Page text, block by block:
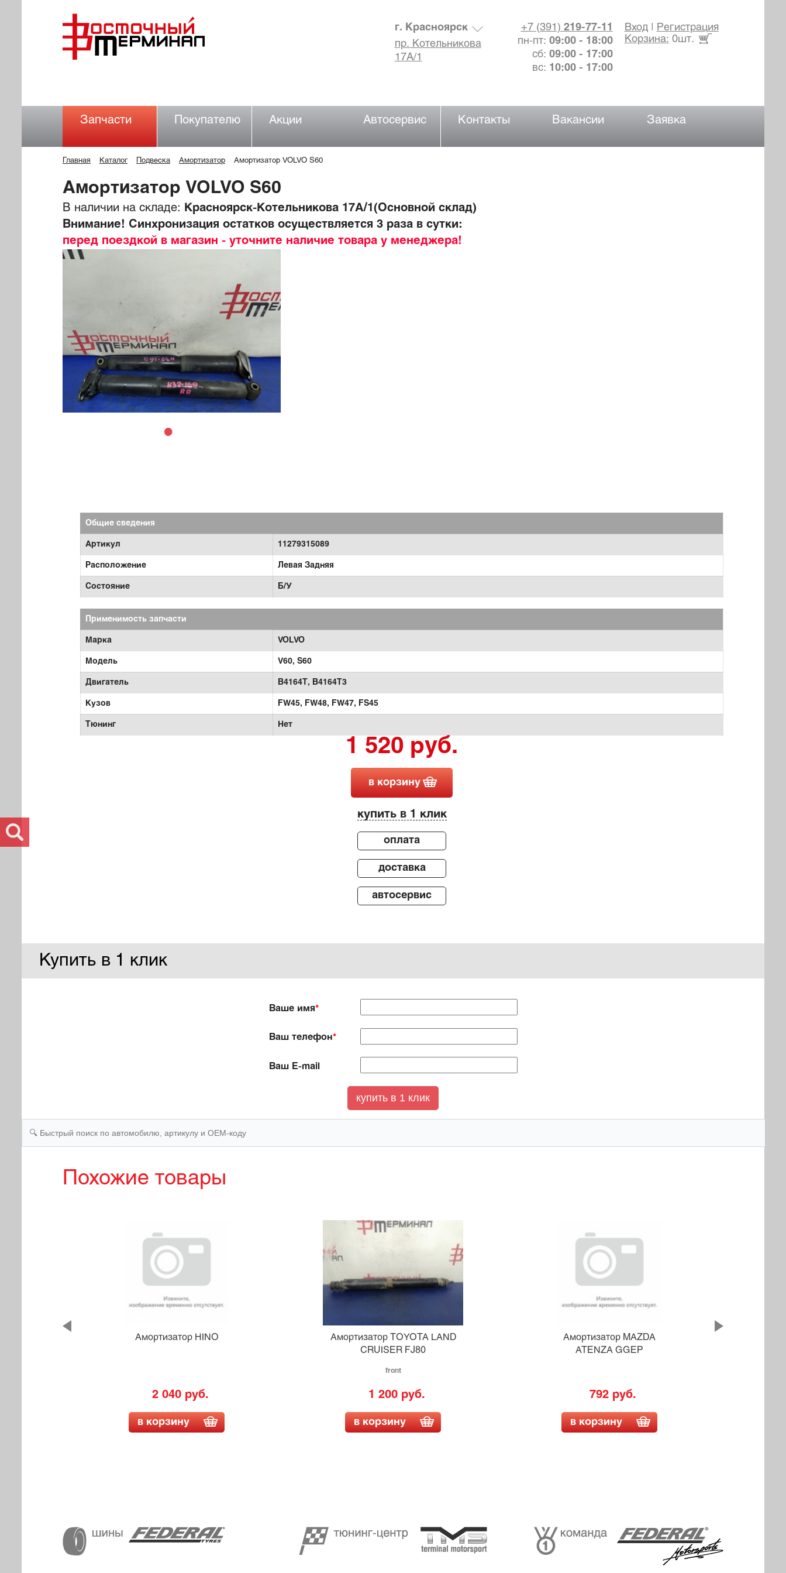
Вход|
Регистрация
Корзина: 0шт.
+7 (391) 219-77-11
пн-пт: 09:00 - 18:00
сб: 09:00 - 17:00
вс: 10:00 - 17:00
г. Красноярск
пр. Котельникова
17А/1
Запчасти Покупателю Акции Автосервис Контакты Вакансии Заявка
Главная Каталог Подвеска Амортизатор Амортизатор VOLVO S60
Амортизатор VOLVO S60
В наличии на складе:
Красноярск-Котельникова 17А/1(Основной склад)
Внимание! Синхронизация остатков осуществляется 3 раза в сутки:
перед поездкой в магазин - уточните наличие товара у менеджера!
Общие сведения
Артикул 11279315089
Расположение Левая Задняя
Состояние Б/У
Применимость запчасти
Марка VOLVO
Модель V60, S60
Двигатель B4164T, B4164T3
Кузов FW45, FW48, FW47, FS45
Тюнинг Нет
1 520 руб.
в корзину
купить в 1 клик
оплата
доставка
автосервис
Купить в 1 клик
Ваше имя*
Ваш телефон*
Ваш E-mail
Похожие товары
Амортизатор HINO
2 040 руб.
в корзину
Амортизатор TOYOTA LAND
CRUISER FJ80
front
1 200 руб.
в корзину
Амортизатор MAZDA
ATENZA GGEP
792 руб.
в корзину